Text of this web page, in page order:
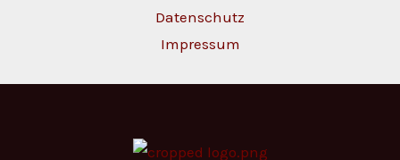
Datenschutz
Impressum